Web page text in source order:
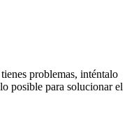
problemas, inténtalo
posible para solucionar el